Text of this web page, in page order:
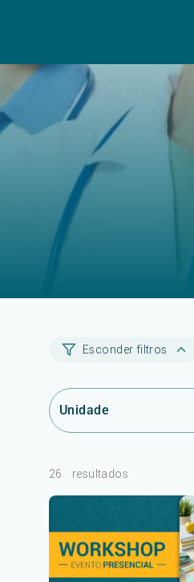
Esconder filtros
Unidade
26 resultados